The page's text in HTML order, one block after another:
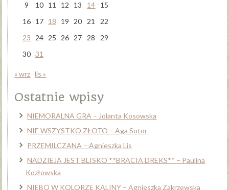
9
10 11 12 13 14
15
16 17 18 19 20 21
22
23
24 25 26 27 28
29
30 31
« wrz lis »
Ostatnie wpisy
NIEMORALNA GRA – Jolanta Kosowska
NIE WSZYSTKO ZŁOTO – Aga Sotor
PRZEMILCZANA – Agnieszka Lis
NADZIEJA JEST BLISKO **BRACIA DREKS** – Paulina
Kozłowska
NIEBO W KOLORZE KALINY – Agnieszka Zakrzewska